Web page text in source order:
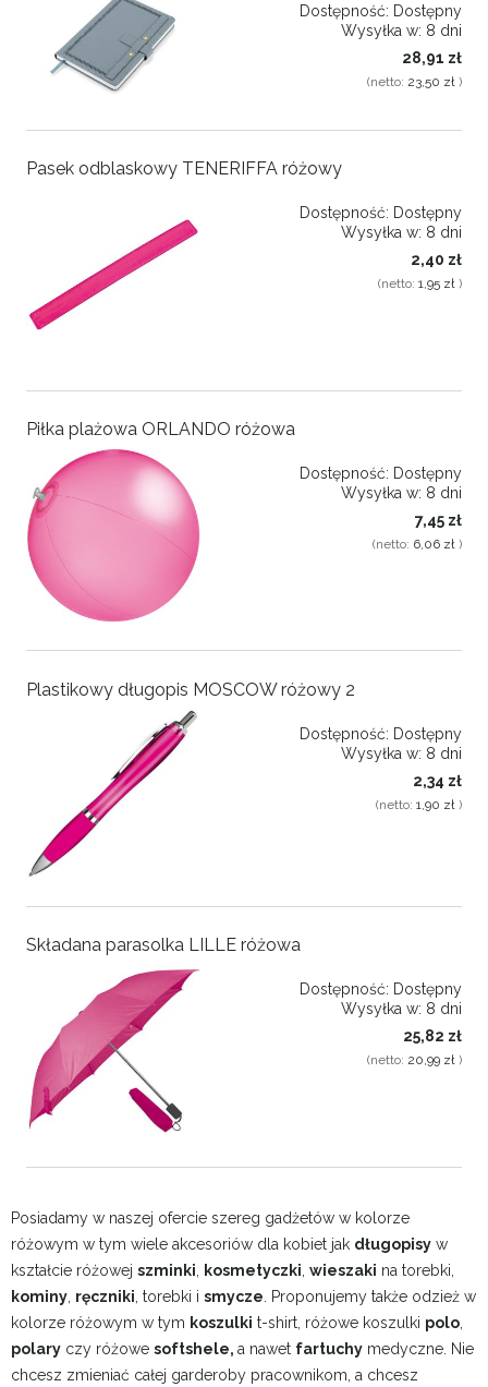
Dostępność: Dostępny
Wysyłka w: 8 dni
28,91 zł
(netto: 23,50 zł )
Pasek odblaskowy TENERIFFA różowy
Dostępność: Dostępny
Wysyłka w: 8 dni
2,40 zł
(netto: 1,95 zł )
Piłka plażowa ORLANDO różowa
Dostępność: Dostępny
Wysyłka w: 8 dni
7,45 zł
(netto: 6,06 zł )
Plastikowy długopis MOSCOW różowy 2
Dostępność: Dostępny
Wysyłka w: 8 dni
2,34 zł
(netto: 1,90 zł )
Składana parasolka LILLE różowa
Dostępność: Dostępny
Wysyłka w: 8 dni
25,82 zł
(netto: 20,99 zł )
Posiadamy w naszej ofercie szereg gadżetów w kolorze
różowym w tym wiele akcesoriów dla kobiet jak długopisy w
kształcie różowej szminki kosmetyczki wieszaki na torebki,
kominy ręczniki , torebki i smycze . Proponujemy także odzież w
kolorze różowym w tym koszulki t-shirt, różowe koszulki polo
polary czy różowe softshele, a nawet fartuchy medyczne. Nie
chcesz zmieniać całej garderoby pracownikom, a chcesz